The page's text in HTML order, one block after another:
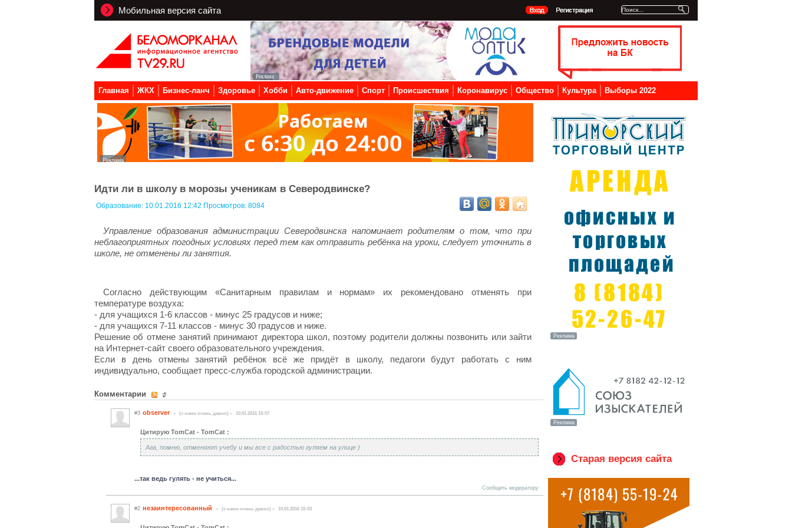
Мобильная версия сайта
Главная ЖКХ Бизнес-ланч Здоровье Хобби Авто-движение Спорт Происшествия Коронавирус Общество Культура Выборы 2022
Идти ли в школу в морозы ученикам в Северодвинске?
Образование: 10.01.2016 12:42 Просмотров: 8084
Управление образования администрации Северодвинска напоминает родителям о том, что при
неблагоприятных погодных условиях перед тем как отправить ребёнка на уроки, следует уточнить в
школе, не отменены ли занятия.
Согласно действующим «Санитарным правилам и нормам» их рекомендовано отменять при
температуре воздуха:
- для учащихся 1-6 классов - минус 25 градусов и ниже;
- для учащихся 7-11 классов - минус 30 градусов и ниже.
Решение об отмене занятий принимают директора школ, поэтому родители должны позвонить или зайти
на Интернет-сайт своего образовательного учреждения.
Если в день отмены занятий ребёнок всё же придёт в школу, педагоги будут работать с ним
индивидуально, сообщает пресс-служба городской администрации.
Комментарии
#3 observer (c нами очень давно) 10.01.2016 15:07
Цитирую TomCat - TomCat :
Ага, помню, отменяют учебу и мы все с радостью гуляем на улице )
...так ведь гулять - не учиться...
Сообщить модератору
#2 незаинтересованный (c нами очень давно) 10.01.2016 15:03
Старая версия сайта